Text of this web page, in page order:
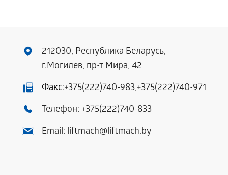
212030, Республика Беларусь,
г.Могилев, пр-т Мира, 42
Факс:+375(222)740-983,+375(222)740-971
Телефон: +375(222)740-833
Email: liftmach@liftmach.by